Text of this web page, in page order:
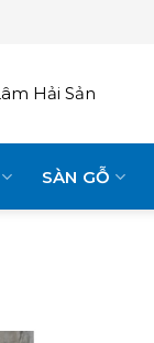
Hải Sản
SÀN GỖ